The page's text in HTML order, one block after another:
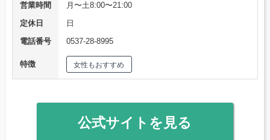
営業時間
月〜土8:00〜21:00
定休日
日
電話番号
0537-28-8995
特徴 女性もおすすめ
公式サイトを見る